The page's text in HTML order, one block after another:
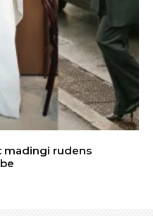
madingi rudens